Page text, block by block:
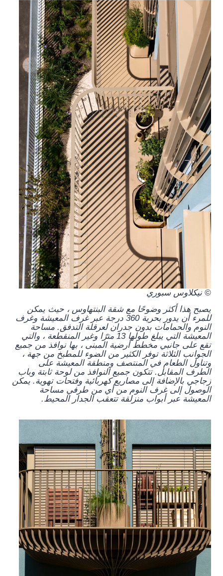
© نيكلاوس سبوري
يصبح هذا أكثر وضوحًا مع شقة البنتهاوس ، حيث يمكن
للمرء أن يدور بحرية 360 درجة عبر غرف المعيشة وغرف
النوم والحمامات بدون جدران لعرقلة التدفق. مساحة
المعيشة التي يبلغ طولها 13 مترًا وغير المنقطعة ، والتي
تقع على جانبي مخطط أرضية المبنى ، بها نوافذ من جميع
الجوانب الثلاثة توفر الكثير من الضوء للمطبخ من جهة ،
وتناول الطعام في المنتصف ومنطقة المعيشة على
الطرف المقابل. تتكون جميع النوافذ من لوحة ثابتة وباب
زجاجي بالإضافة إلى مصاريع كهربائية وفتحات تهوية. يمكن
الوصول إلى غرف النوم من أي من طرفي مساحة
المعيشة عبر أبواب منزلقة تتعقب الجدار المحيط.